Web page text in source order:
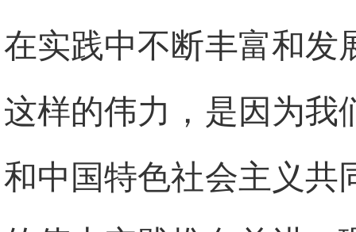
在实践中不断丰富和发
这样的伟力，是因为我
和中国特色社会主义共